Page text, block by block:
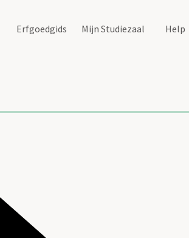
Erfgoedgids Mijn Studiezaal Help